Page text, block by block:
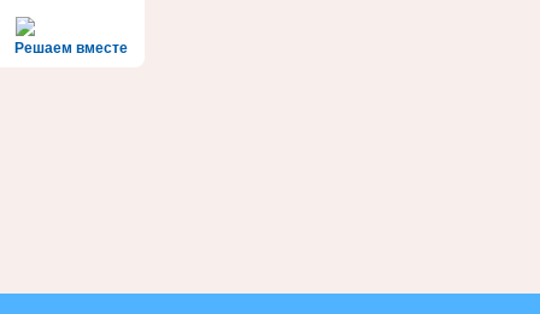
Решаем вместе